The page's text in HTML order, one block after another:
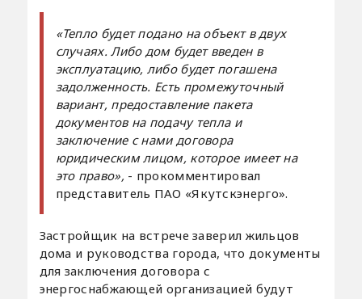
«Тепло будет подано на объект в двух
случаях. Либо дом будет введен в
эксплуатацию, либо будет погашена
задолженность. Есть промежуточный
вариант, предоставление пакета
документов на подачу тепла и
заключение с нами договора
юридическим лицом, которое имеет на
это право», - прокомментировал
представитель ПАО «Якутскэнерго».
Застройщик на встрече заверил жильцов
дома и руководства города, что документы
для заключения договора с
энергоснабжающей организацией будут